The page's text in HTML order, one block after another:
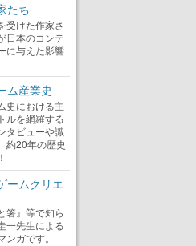
たち
受けた作家さ
日本のコンテ
に与えた影響
ム産業史
史における主
ルを網羅する
タビューや識
約20年の歴史
ームクリエ
箸』等で知ら
一先生による
ガです。